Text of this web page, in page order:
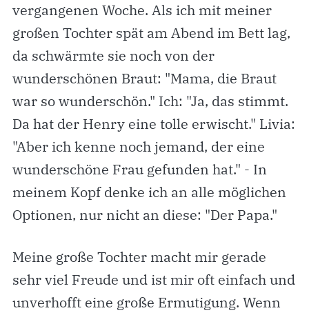
vergangenen Woche. Als ich mit meiner
großen Tochter spät am Abend im Bett lag,
da schwärmte sie noch von der
wunderschönen Braut: "Mama, die Braut
war so wunderschön." Ich: "Ja, das stimmt.
Da hat der Henry eine tolle erwischt." Livia:
"Aber ich kenne noch jemand, der eine
wunderschöne Frau gefunden hat." - In
meinem Kopf denke ich an alle möglichen
Optionen, nur nicht an diese: "Der Papa."
Meine große Tochter macht mir gerade
sehr viel Freude und ist mir oft einfach und
unverhofft eine große Ermutigung. Wenn